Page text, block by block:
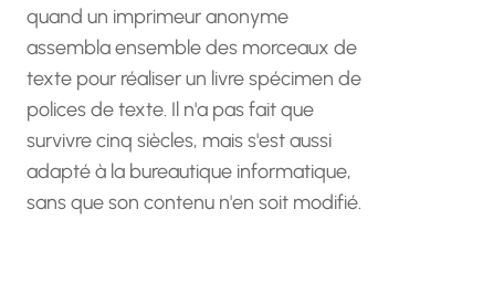
quand un imprimeur anonyme
assembla ensemble des morceaux de
texte pour réaliser un livre spécimen de
polices de texte. Il n'a pas fait que
survivre cinq siècles, mais s'est aussi
adapté à la bureautique informatique,
sans que son contenu n'en soit modifié.